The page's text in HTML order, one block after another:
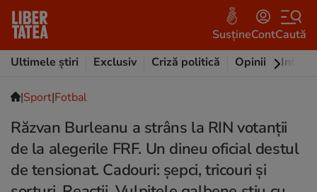
SusțineContCaută
Ultimele știri
Exclusiv Criză politică Opinii
|Sport|Fotbal
Răzvan Burleanu a strâns la RIN votanții
de la alegerile FRF. Un dineu oficial destul
de tensionat. Cadouri: șepci, tricouri și